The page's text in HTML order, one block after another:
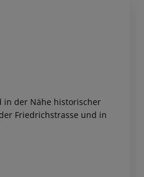
in der Nähe historischer
Friedrichstrasse und in